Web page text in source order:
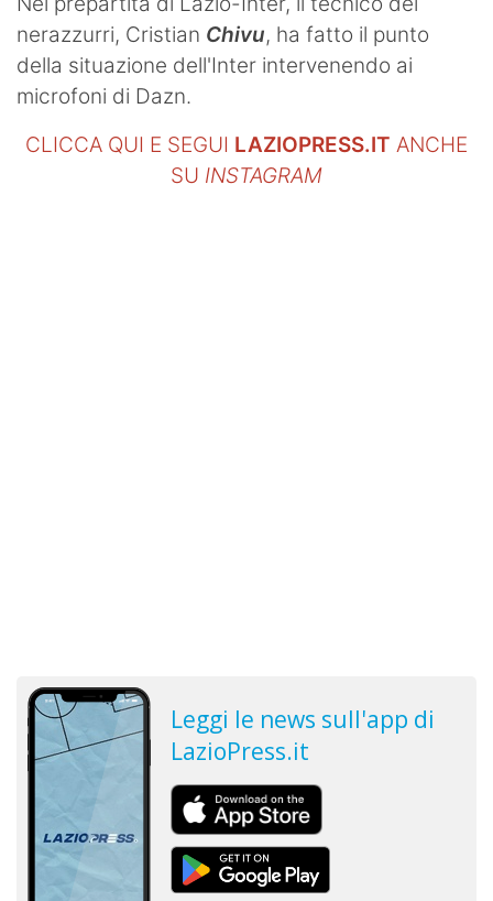
nerazzurri, Cristian Chivu, ha fatto il punto
della situazione dell'Inter intervenendo ai
microfoni di Dazn.
CLICCA QUI E SEGUI LAZIOPRESS.IT ANCHE
SU INSTAGRAM